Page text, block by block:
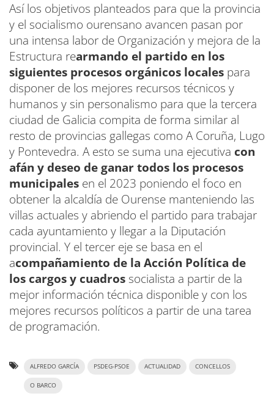
Así los objetivos planteados para que la provincia
y el socialismo ourensano avancen pasan por
una intensa labor de Organización y mejora de la
Estructura rearmando el partido en los
siguientes procesos orgánicos locales para
disponer de los mejores recursos técnicos y
humanos y sin personalismo para que la tercera
ciudad de Galicia compita de forma similar al
resto de provincias gallegas como A Coruña, Lugo
y Pontevedra. A esto se suma una ejecutiva con
afán y deseo de ganar todos los procesos
municipales en el 2023 poniendo el foco en
obtener la alcaldía de Ourense manteniendo las
villas actuales y abriendo el partido para trabajar
cada ayuntamiento y llegar a la Diputación
provincial. Y el tercer eje se basa en el
acompañamiento de la Acción Política de
los cargos y cuadros socialista a partir de la
mejor información técnica disponible y con los
mejores recursos políticos a partir de una tarea
de programación.
ALFREDO GARCÍA PSDEG-PSOE ACTUALIDAD CONCELLOS
O BARCO